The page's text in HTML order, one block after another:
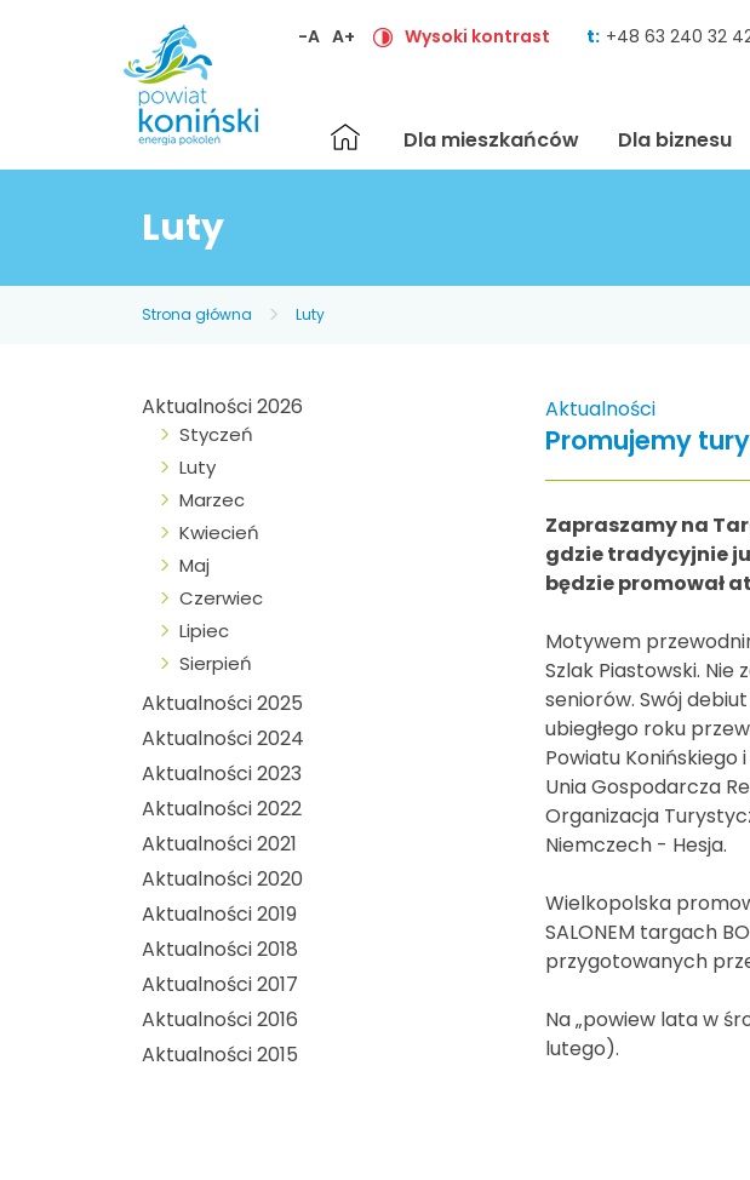
-A A+ Wysoki kontrast t: +48 63 240 32
Strona
główna
Dla mieszkańców Dla biznesu
Luty
Strona główna Luty
Aktualności 2026
Styczeń
Luty
Marzec
Kwiecień
Maj
Czerwiec
Lipiec
Sierpień
Aktualności 2025
Aktualności 2024
Aktualności 2023
Aktualności 2022
Aktualności 2021
Aktualności 2020
Aktualności 2019
Aktualności 2018
Aktualności 2017
Aktualności 2016
Aktualności 2015
Aktualności
Promujemy
Zapraszamy na
gdzie tradycyjnie
będzie promował
Motywem
Szlak Piastowski.
seniorów. Swój
ubiegłego roku
Powiatu
Unia Gospodarcza
Organizacja
Niemczech - Hesja.
Wielkopolska
SALONEM targach
przygotowanych
Na „powiew lata w
lutego).